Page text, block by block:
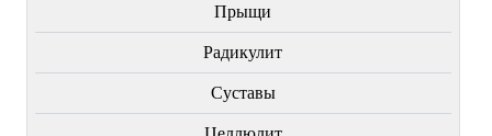
Прыщи
Радикулит
Суставы